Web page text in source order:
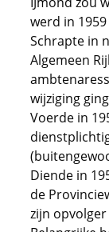
werd in
Schrapte in
Algemeen
wijziging
Voerde in
Diende in
de
zijn